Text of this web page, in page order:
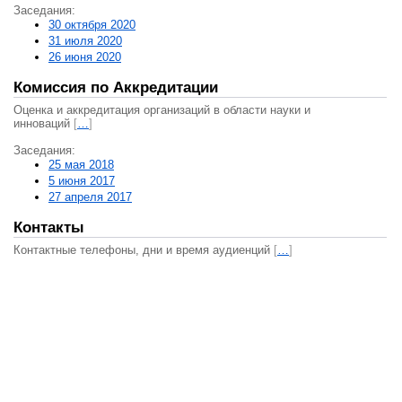
Заседания:
30 октября 2020
31 июля 2020
26 июня 2020
Комиссия по Аккредитации
Оценка и аккредитация организаций в области науки и
инноваций […]
Заседания:
25 мая 2018
5 июня 2017
27 апреля 2017
Контакты
Контактные телефоны, дни и время аудиенций […]